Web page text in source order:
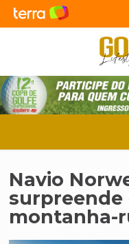
Navio
montanha-